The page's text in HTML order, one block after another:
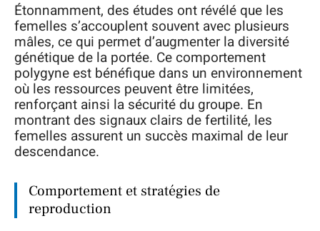
Étonnamment, des études ont révélé que les
femelles s’accouplent souvent avec plusieurs
mâles, ce qui permet d’augmenter la diversité
génétique de la portée. Ce comportement
polygyne est bénéfique dans un environnement
où les ressources peuvent être limitées,
renforçant ainsi la sécurité du groupe. En
montrant des signaux clairs de fertilité, les
femelles assurent un succès maximal de leur
descendance.
Comportement et stratégies de
reproduction